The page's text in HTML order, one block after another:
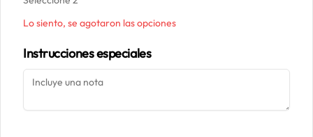
Instagram
Facebook
Mi cuenta
Iniciar sesión
Lo siento, se agotaron las opciones
Instrucciones especiales